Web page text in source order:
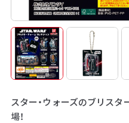
スター・ウォーズのブリス
場！